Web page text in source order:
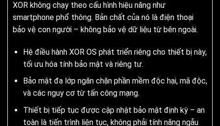
XOR không chạy theo cấu hình hiệu năng như
smartphone phổ thông. Bản chất của nó là điện thoại
bảo vệ con người – không bảo vệ dữ liệu từ bên ngoài.
Hệ điều hành XOR OS phát triển riêng cho thiết bị này,
tối ưu hóa tính bảo mật và riêng tư.
Bảo mật đa lớp ngăn chặn phần mềm độc hại, mã độc,
và các nguy cơ từ tấn công mạng.
Thiết bị tiếp tục được cập nhật bảo mật định kỳ – an
toàn là tiến trình liên tục, không phải tính năng ngẫu